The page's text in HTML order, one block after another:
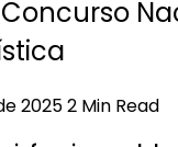
20252 Min Read